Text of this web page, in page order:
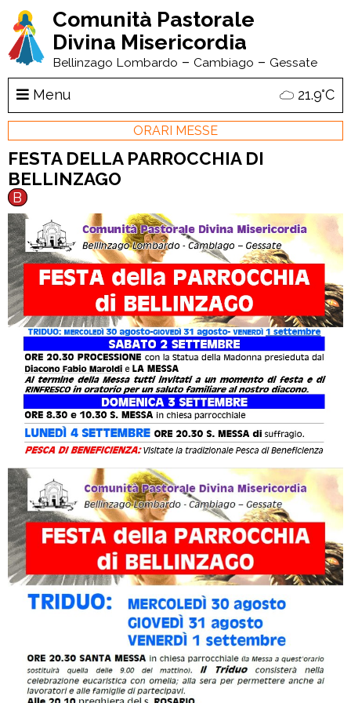
Comunità Pastorale
Divina Misericordia
Bellinzago Lombardo – Cambiago – Gessate
Menu 21.9°C
ORARI MESSE
FESTA DELLA PARROCCHIA DI
BELLINZAGO
B